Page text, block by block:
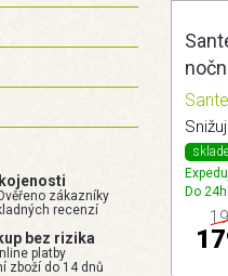
zákazníky
recenzí
bez rizika
platby
zboží do 14 dnů
75ml
Sante
Do